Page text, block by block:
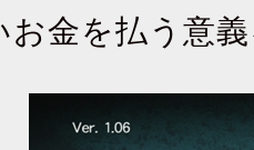
お金を払う意